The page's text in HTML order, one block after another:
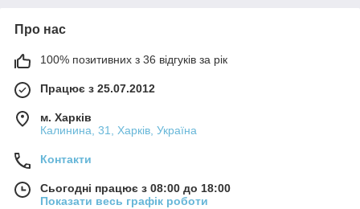
Про нас
100% позитивних з 36 відгуків за рік
Працює з 25.07.2012
м. Харків
Калинина, 31, Харків, Україна
Контакти
Сьогодні працює з 08:00 до 18:00
Показати весь графік роботи